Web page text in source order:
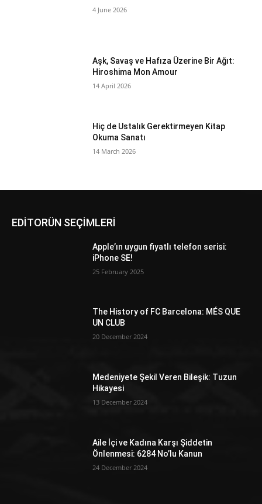
4 June 2026
Aşk, Savaş ve Hafıza Üzerine Bir Ağıt:
Hiroshima Mon Amour
14 April 2026
Hiç de Ustalık Gerektirmeyen Kitap
Okuma Sanatı
14 March 2026
EDİTORÜN SEÇİMLERİ
Apple’ın uygun fiyatlı telefon serisi:
iPhone SE!
25 February 2025
The History of FC Barcelona: MÉS QUE
UN CLUB
20 December 2024
Medeniyete Şekil Veren Bileşik: Tuzun
Hikayesi
13 December 2024
Aile İçi ve Kadına Karşı Şiddetin
Önlenmesi: 6284 No’lu Kanun
24 December 2024